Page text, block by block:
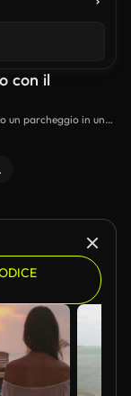
con il
un parcheggio in un